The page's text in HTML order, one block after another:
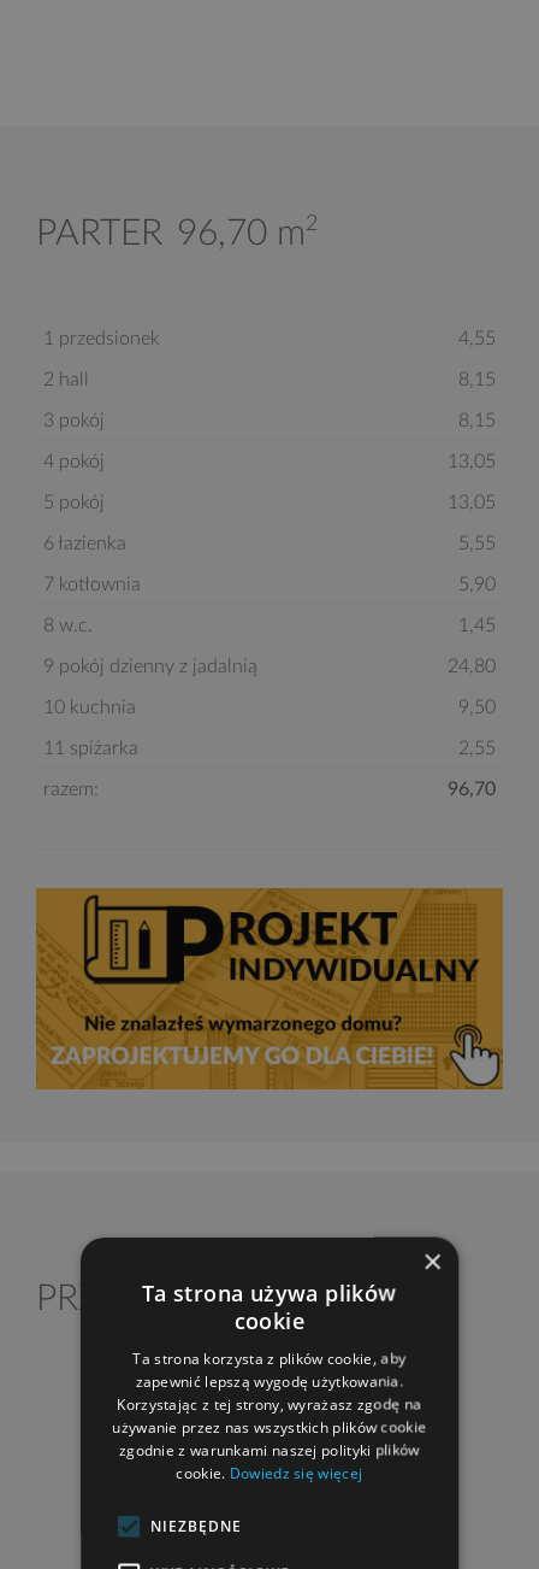
PARTER 96,70 m2
1 przedsionek 4,55
2 hall 8,15
3 pokój 8,15
4 pokój 13,05
5 pokój 13,05
6 łazienka 5,55
7 kotłownia 5,90
8 w.c. 1,45
9 pokój dzienny z jadalnią 24,80
10 kuchnia 9,50
11 spiżarka 2,55
razem: 96,70
PRZEKRÓJ DOMU
×
Ta strona używa plików
cookie
Ta strona korzysta z plików cookie, aby
zapewnić lepszą wygodę użytkowania.
Korzystając z tej strony, wyrażasz zgodę na
używanie przez nas wszystkich plików cookie
zgodnie z warunkami naszej polityki plików
cookie. Dowiedz się więcej
NIEZBĘDNE